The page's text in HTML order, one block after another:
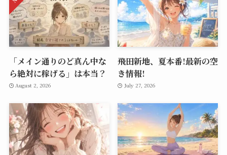
「メイン通りのど真ん中な
ら絶対に稼げる」は本当？
August 2, 2026
飛田新地、夏本番!最新の空
き情報!
July 27, 2026